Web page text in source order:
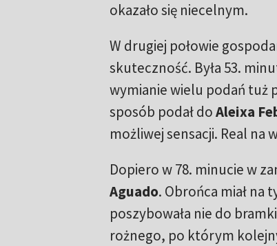
okazało się niecelnym.
W drugiej połowie
skuteczność. Była 53.
wymianie wielu podań tuż
sposób podał doAleixa
możliwej sensacji. Real na
Dopiero w 78. minucie w
Aguado. Obrońca miał na
poszybowała nie do
rożnego, po którym